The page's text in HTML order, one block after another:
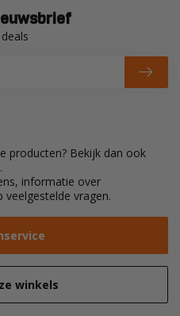
producten? Bekijk dan ook
informatie over
vragen.
winkels